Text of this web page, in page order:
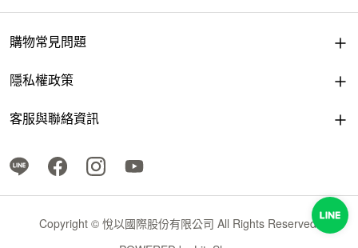
購物常見問題
隱私權政策
客服與聯絡資訊
Copyright © 悅以國際股份有限公司 All Rights Reserved.